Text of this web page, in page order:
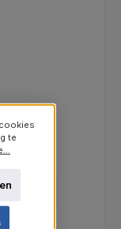
te